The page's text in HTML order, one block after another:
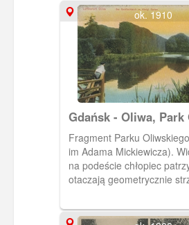
przekształceniom
przełomie XVIII i XIX w.,
powstały kręte alejki,
altany, kaskada na Potoku
XIX w. park
dendrologiczny. Na
pokazana jest jedna z
równo przystrzyżonymi
krzewami.
ok. 1910
Gdańsk - Oliwa, Park
im. Adama
Fragment Parku
im Adama Mickiewicza).
na podeście chłopiec
otaczają geometrycznie